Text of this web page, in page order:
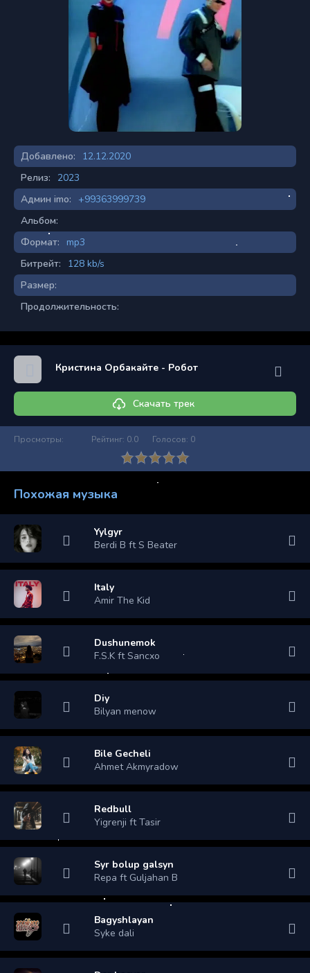
Добавлено:
12.12.2020
Релиз:
2023
Админ imo:
+99363999739
Альбом:
Формат:
mp3
Битрейт:
128 kb/s
Размер:
Продолжительность:
Кристина Орбакайте - Робот
Скачать трек
Просмотры: Рейтинг: 0.0 Голосов: 0
Похожая музыка
Yylgyr
Berdi B ft S Beater
Italy
Amir The Kid
Dushunemok
F.S.K ft Sancxo
Diy
Bilyan menow
Bile Gecheli
Ahmet Akmyradow
Redbull
Yigrenji ft Tasir
Syr bolup galsyn
Repa ft Guljahan B
Bagyshlayan
Syke dali